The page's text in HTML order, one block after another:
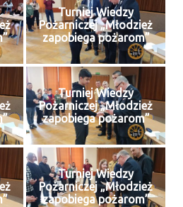
Turniej Wiedzy
Pożarniczej „Młodzież
zapobiega pożarom”
Turniej Wiedzy
Pożarniczej „Młodzież
zapobiega pożarom”
Turniej Wiedzy
Pożarniczej „Młodzież
zapobiega pożarom”